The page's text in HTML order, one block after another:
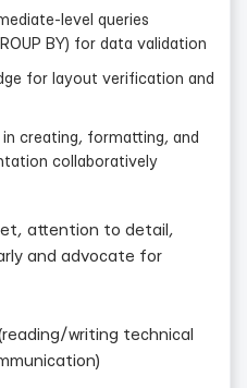
level queries
BY) for data validation
for layout verification and
creating, formatting, and
collaboratively
attention to detail,
and advocate for
writing technical